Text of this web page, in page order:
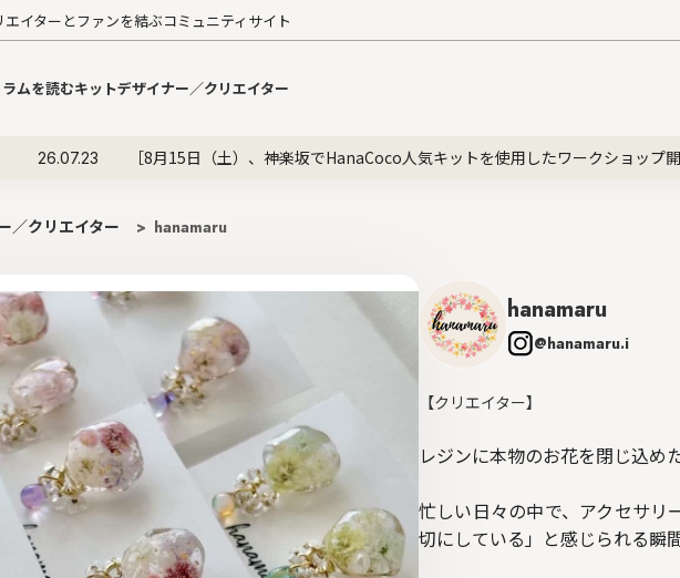
イターとファンを結ぶコミュニティサイト
ムを読むキットデザイナー／クリエイター
26.07.23 ［8月15日（土）、神楽坂でHanaCoco人気キットを使用したワークショップ開
／クリエイター > hanamaru
hanamaru
@hanamaru.i
【クリエイター】
レジンに本物のお花を閉じ込め
忙しい日々の中で、アクセサリ
切にしている」と感じられる瞬